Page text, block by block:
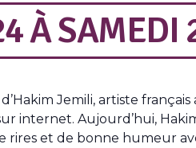
ÀSAMEDI
Jemili, artiste
internet. Aujourd’hui,
et de bonne humeur